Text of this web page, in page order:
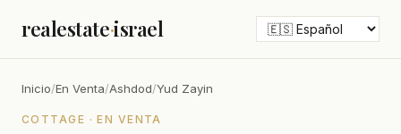
realestate·israel
Inicio/En Venta/Ashdod/Yud Zayin
COTTAGE · EN VENTA